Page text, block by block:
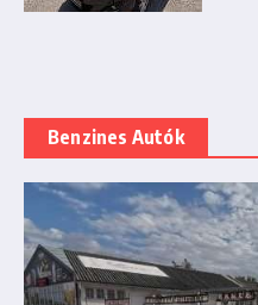
Benzines Autók